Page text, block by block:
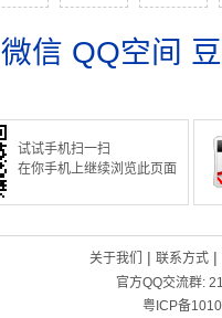
微信 QQ空间
试试手机扫一扫
在你手机上继续浏览此页面
关于我们 | 联系方式|
官方QQ交流群:
粤ICP备